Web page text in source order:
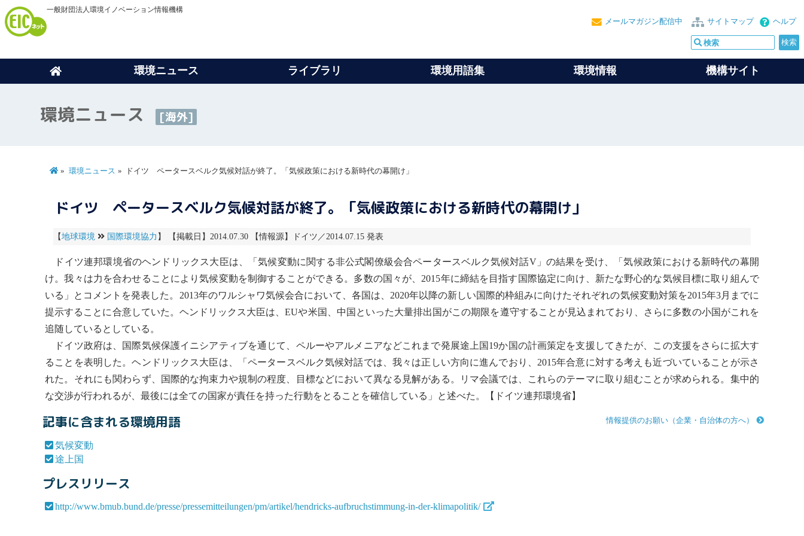
一般財団法人環境イノベーション情報機構
ヘルプ
サイトマップ
メールマガジン配信中
環境ニュース ライブラリ 環境用語集 環境情報 機構サイト
環境ニュース [海外]
環境ニュース ドイツ ペータースベルク気候対話が終了。「気候政策における新時代の幕開け」
ドイツ ペータースベルク気候対話が終了。「気候政策における新時代の幕開け」
【地球環境 国際環境協力 】 【掲載日】2014.07.30 【情報源】ドイツ／2014.07.15 発表
ドイツ連邦環境省のヘンドリックス大臣は、「気候変動に関する非公式閣僚級会合ペータースベルク気候対話V」の結果を受け、「気候政策における新時代の幕開
け。我々は力を合わせることにより気候変動を制御することができる。多数の国々が、2015年に締結を目指す国際協定に向け、新たな野心的な気候目標に取り組んで
いる」とコメントを発表した。2013年のワルシャワ気候会合において、各国は、2020年以降の新しい国際的枠組みに向けたそれぞれの気候変動対策を2015年3月までに
提示することに合意していた。ヘンドリックス大臣は、EUや米国、中国といった大量排出国がこの期限を遵守することが見込まれており、さらに多数の小国がこれを
追随しているとしている。
ドイツ政府は、国際気候保護イニシアティブを通じて、ペルーやアルメニアなどこれまで発展途上国 19か国の計画策定を支援してきたが、この支援をさらに拡大す
ることを表明した。ヘンドリックス大臣は、「ペータースベルク気候対話では、我々は正しい方向に進んでおり、2015年合意に対する考えも近づいていることが示さ
れた。それにも関わらず、国際的な拘束力や規制の程度、目標などにおいて異なる見解がある。リマ会議では、これらのテーマに取り組むことが求められる。集中的
な交渉が行われるが、最後には全ての国家が責任を持った行動をとることを確信している」と述べた。【ドイツ連邦環境省】
情報提供のお願い（企業・自治体の方へ）
記事に含まれる環境用語
気候変動
途上国
プレスリリース
http://www.bmub.bund.de/presse/pressemitteilungen/pm/artikel/hendricks-aufbruchstimmung-in-der-klimapolitik/